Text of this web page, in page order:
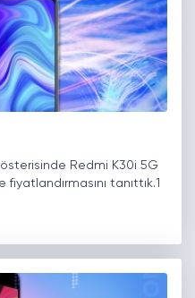
Redmi K30i 5G
tanıttık.1